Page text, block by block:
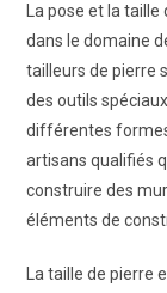
La pose et la
dans le domaine
tailleurs de pierre
des outils
différentes
artisans qualifiés
construire des
éléments de
La taille de pierre